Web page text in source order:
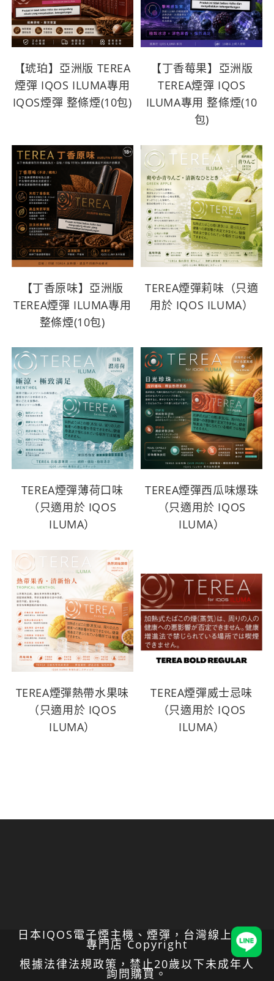
【琥珀】亞洲版 TEREA
煙彈 IQOS ILUMA專用
IQOS煙彈 整條煙(10包)
【丁香莓果】亞洲版
TEREA煙彈 IQOS
ILUMA專用 整條煙(10
包)
【丁香原味】亞洲版
TEREA煙彈 ILUMA專用
整條煙(10包)
TEREA煙彈莉味（只適
用於 IQOS ILUMA）
TEREA煙彈薄荷口味
（只適用於 IQOS
ILUMA）
TEREA煙彈西瓜味爆珠
（只適用於 IQOS
ILUMA）
TEREA煙彈熱帶水果味
（只適用於 IQOS
ILUMA）
TEREA煙彈威士忌味
（只適用於 IQOS
ILUMA）
日本IQOS電子煙主機、煙彈，台灣線上代購
專門店 Copyright
根據法律法規政策，禁止20歲以下未成年人
詢問購買。